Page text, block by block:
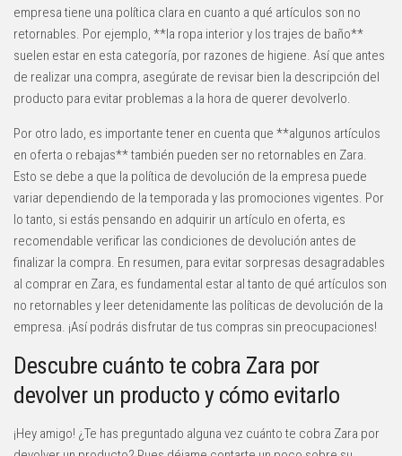
empresa tiene una política clara en cuanto a qué artículos son no
retornables. Por ejemplo, **la ropa interior y los trajes de baño**
suelen estar en esta categoría, por razones de higiene. Así que antes
de realizar una compra, asegúrate de revisar bien la descripción del
producto para evitar problemas a la hora de querer devolverlo.
Por otro lado, es importante tener en cuenta que **algunos artículos
en oferta o rebajas** también pueden ser no retornables en Zara.
Esto se debe a que la política de devolución de la empresa puede
variar dependiendo de la temporada y las promociones vigentes. Por
lo tanto, si estás pensando en adquirir un artículo en oferta, es
recomendable verificar las condiciones de devolución antes de
finalizar la compra. En resumen, para evitar sorpresas desagradables
al comprar en Zara, es fundamental estar al tanto de qué artículos son
no retornables y leer detenidamente las políticas de devolución de la
empresa. ¡Así podrás disfrutar de tus compras sin preocupaciones!
Descubre cuánto te cobra Zara por
devolver un producto y cómo evitarlo
¡Hey amigo! ¿Te has preguntado alguna vez cuánto te cobra Zara por